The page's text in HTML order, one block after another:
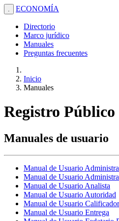
. ECONOMÍA
Directorio
Marco jurídico
Manuales
Preguntas frecuentes
Inicio
Manuales
Registro Público
Manuales de usuario
Manual de Usuario
Manual de Usuario
Manual de Usuario Analista
Manual de Usuario Autoridad
Manual de Usuario Calificador
Manual de Usuario Entrega